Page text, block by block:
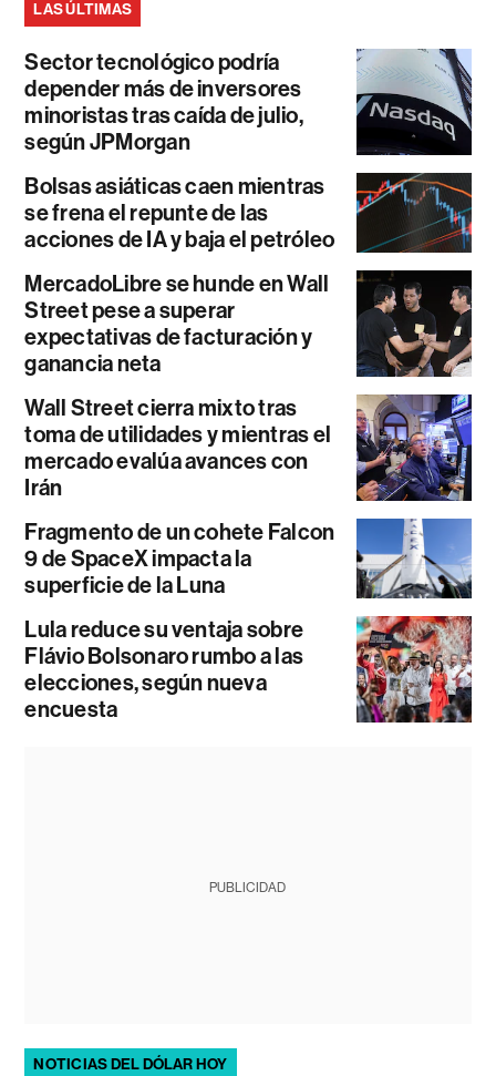
LAS ÚLTIMAS
Sector tecnológico podría
depender más de inversores
minoristas tras caída de julio,
según JPMorgan
Bolsas asiáticas caen mientras
se frena el repunte de las
acciones de IA y baja el petróleo
MercadoLibre se hunde en Wall
Street pese a superar
expectativas de facturación y
ganancia neta
Wall Street cierra mixto tras
toma de utilidades y mientras el
mercado evalúa avances con
Irán
Fragmento de un cohete Falcon
9 de SpaceX impacta la
superficie de la Luna
Lula reduce su ventaja sobre
Flávio Bolsonaro rumbo a las
elecciones, según nueva
encuesta
PUBLICIDAD
NOTICIAS DEL DÓLAR HOY